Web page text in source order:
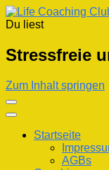
Du liest
Stressfreie
Zum Inhalt springen
Startseite
AGBs